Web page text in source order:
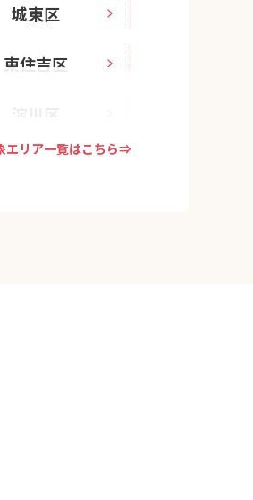
城東区
東住吉区
エリア一覧はこちら⇒